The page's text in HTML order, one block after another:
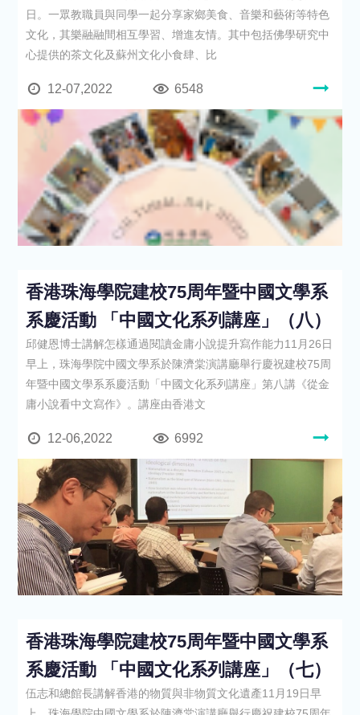
日。一眾教職員與同學一起分享家鄉美食、音樂和藝術等特色
文化，其樂融融間相互學習、增進友情。其中包括佛學研究中
心提供的茶文化及蘇州文化小食肆、比
12-07,2022 6548
香港珠海學院建校75周年暨中國文學系
系慶活動 「中國文化系列講座」（八）
邱健恩博士講解怎樣通過閱讀金庸小說提升寫作能力11月26日
早上，珠海學院中國文學系於陳濟棠演講廳舉行慶祝建校75周
年暨中國文學系系慶活動「中國文化系列講座」第八講《從金
庸小說看中文寫作》。講座由香港文
12-06,2022 6992
香港珠海學院建校75周年暨中國文學系
系慶活動 「中國文化系列講座」（七）
伍志和總館長講解香港的物質與非物質文化遺產11月19日早